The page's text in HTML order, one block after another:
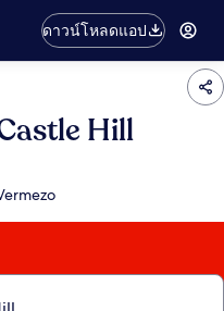
ดาวน์โหลดแอป
Hill